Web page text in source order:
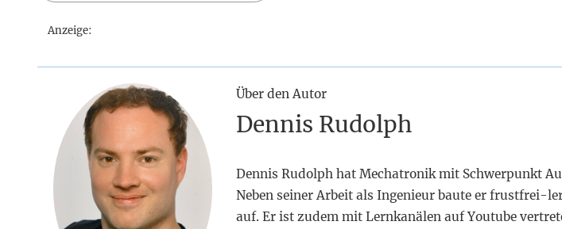
Anzeige:
Über den Autor
Dennis Rudolph
Dennis Rudolph hat Mechatronik mit Schwerpunkt
Neben seiner Arbeit als Ingenieur baute er frustfrei-
auf. Er ist zudem mit Lernkanälen auf Youtube